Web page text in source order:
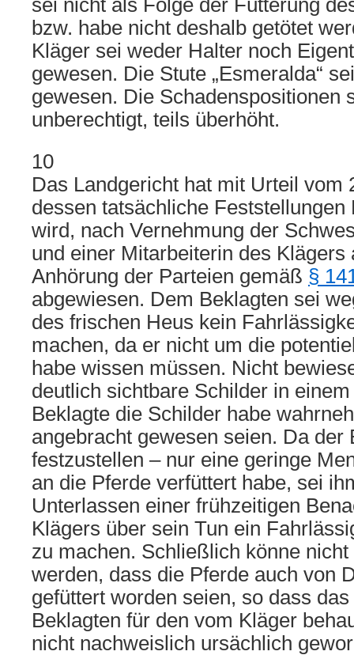
sei nicht als Folge der Fütterung
bzw. habe nicht deshalb getötet
Kläger sei weder Halter noch
gewesen. Die Stute „Esmeralda“
gewesen. Die Schadenspositionen
unberechtigt, teils überhöht.
10
Das Landgericht hat mit Urteil vom
dessen tatsächliche Feststellungen
wird, nach Vernehmung der
und einer Mitarbeiterin des Klägers
Anhörung der Parteien gemäß §
abgewiesen. Dem Beklagten sei
des frischen Heus kein
machen, da er nicht um die
habe wissen müssen. Nicht
deutlich sichtbare Schilder in
Beklagte die Schilder habe
angebracht gewesen seien. Da der
festzustellen – nur eine geringe
an die Pferde verfüttert habe, sei
Unterlassen einer frühzeitigen
Klägers über sein Tun ein
zu machen. Schließlich könne
werden, dass die Pferde auch von
gefüttert worden seien, so dass
Beklagten für den vom Kläger
nicht nachweislich ursächlich